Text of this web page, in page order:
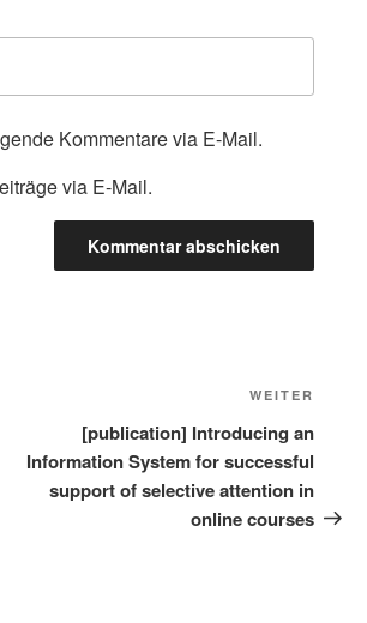
Kommentare via E-Mail.
via E-Mail.
Beitrag
WEITER
[publication] Introducing an
Information System for successful
support of selective attention in
online courses